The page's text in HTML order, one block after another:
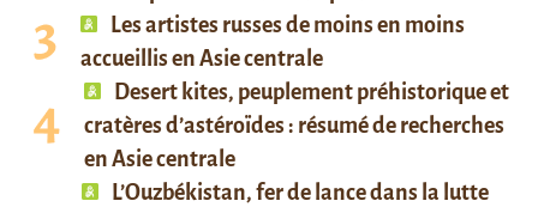
Les artistes russes de moins en moins
accueillis en Asie centrale
Desert kites, peuplement préhistorique et
cratères d’astéroïdes : résumé de recherches
en Asie centrale
L’Ouzbékistan, fer de lance dans la lutte